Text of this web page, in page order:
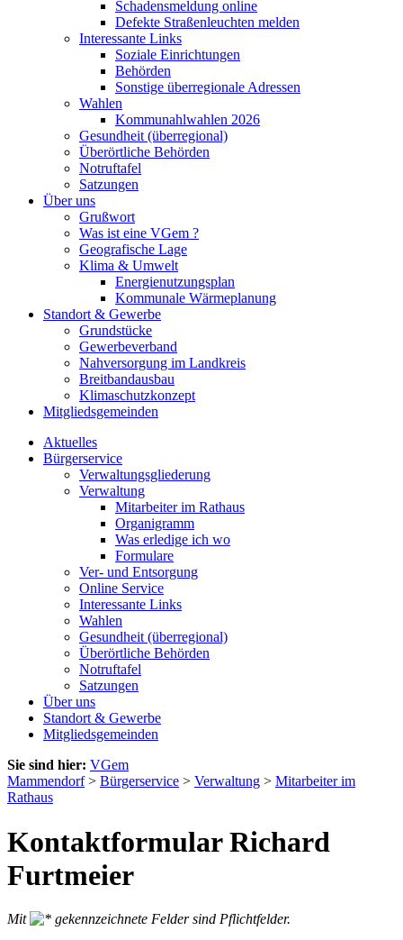
Schadensmeldung online
Defekte Straßenleuchten melden
Interessante Links
Soziale Einrichtungen
Behörden
Sonstige überregionale Adressen
Wahlen
Kommunahlwahlen 2026
Gesundheit (überregional)
Überörtliche Behörden
Notruftafel
Satzungen
Über uns
Grußwort
Was ist eine VGem ?
Geografische Lage
Klima & Umwelt
Energienutzungsplan
Kommunale Wärmeplanung
Standort & Gewerbe
Grundstücke
Gewerbeverband
Nahversorgung im Landkreis
Breitbandausbau
Klimaschutzkonzept
Mitgliedsgemeinden
Aktuelles
Bürgerservice
Verwaltungsgliederung
Verwaltung
Mitarbeiter im Rathaus
Organigramm
Was erledige ich wo
Formulare
Ver- und Entsorgung
Online Service
Interessante Links
Wahlen
Gesundheit (überregional)
Überörtliche Behörden
Notruftafel
Satzungen
Über uns
Standort & Gewerbe
Mitgliedsgemeinden
Sie sind hier: VGem
Mammendorf> Bürgerservice > Verwaltung > Mitarbeiter im
Rathaus
Kontaktformular Richard
Furtmeier
Mit
gekennzeichnete Felder sind Pflichtfelder.